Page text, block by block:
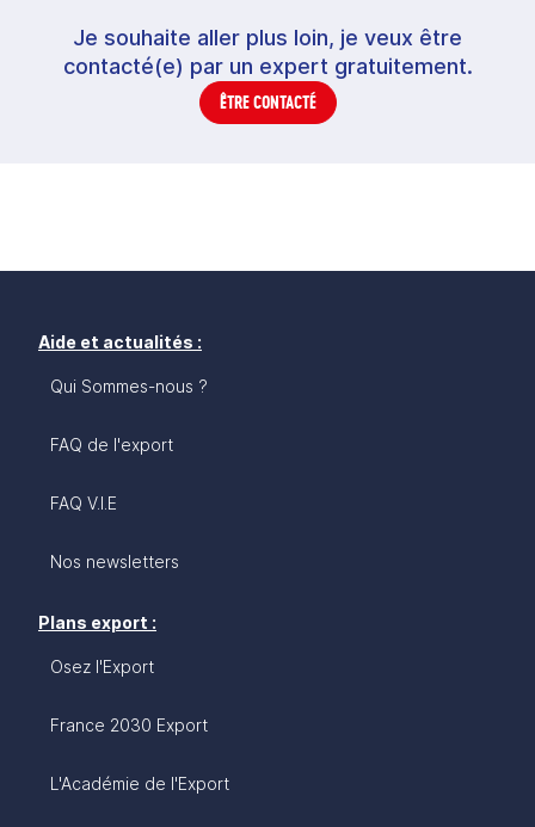
Je souhaite aller plus loin, je veux être
contacté(e) par un expert gratuitement.
ÊTRE CONTACTÉ
Aide et actualités :
Qui Sommes-nous ?
FAQ de l'export
FAQ V.I.E
Nos newsletters
Plans export :
Osez l'Export
France 2030 Export
L'Académie de l'Export